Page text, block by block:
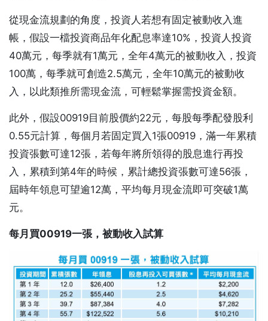
從現金流規劃的角度，投資人若想有固定被動收入進
帳，假設一檔投資商品年化配息率達10%，投資人投資
40萬元，每季就有1萬元，全年4萬元的被動收入，投資
100萬，每季就可創造2.5萬元，全年10萬元的被動收
入，以此類推所需現金流，可輕鬆掌握需投資金額。
此外，假設00919目前股價約22元，每股每季配發股利
0.55元計算，每個月若固定買入1張00919，滿一年累積
投資張數可達12張，若每年將所領得的股息進行再投
入，累積到第4年的時候，累計總投資張數可達56張，
屆時年領息可望逾12萬，平均每月現金流即可突破1萬
元。
每月買00919一張，被動收入試算